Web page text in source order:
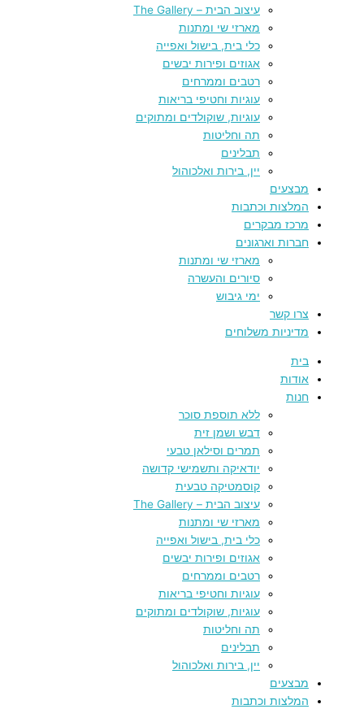
עיצוב הבית – The Gallery
מארזי שי ומתנות
כלי בית, בישול ואפייה
אגוזים ופירות יבשים
רטבים וממרחים
עוגיות וחטיפי בריאות
עוגיות, שוקולדים ומתוקים
תה וחליטות
תבלינים
יין, בירות ואלכוהול
מבצעים
המלצות וכתבות
מרכז מבקרים
חברות וארגונים
מארזי שי ומתנות
סיורים והעשרה
ימי גיבוש
צרו קשר
מדיניות משלוחים
בית
אודות
חנות
ללא תוספת סוכר
דבש ושמן זית
תמרים וסילאן טבעי
יודאיקה ותשמישי קדושה
קוסמטיקה טבעית
עיצוב הבית – The Gallery
מארזי שי ומתנות
כלי בית, בישול ואפייה
אגוזים ופירות יבשים
רטבים וממרחים
עוגיות וחטיפי בריאות
עוגיות, שוקולדים ומתוקים
תה וחליטות
תבלינים
יין, בירות ואלכוהול
מבצעים
המלצות וכתבות